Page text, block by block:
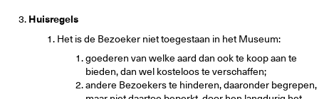
Huisregels
Het is de Bezoeker niet toegestaan in het Museum:
goederen van welke aard dan ook te koop aan te
bieden, dan wel kosteloos te verschaffen;
andere Bezoekers te hinderen, daaronder begrepen,